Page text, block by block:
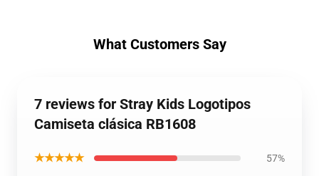
What Customers Say
7 reviews for Stray Kids Logotipos
Camiseta clásica RB1608
★★★★★ 57%